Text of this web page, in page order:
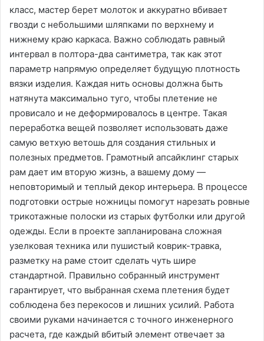
класс, мастер берет молоток и аккуратно вбивает
гвозди с небольшими шляпками по верхнему и
нижнему краю каркаса․ Важно соблюдать равный
интервал в полтора-два сантиметра, так как этот
параметр напрямую определяет будущую плотность
вязки изделия․ Каждая нить основы должна быть
натянута максимально туго, чтобы плетение не
провисало и не деформировалось в центре․ Такая
переработка вещей позволяет использовать даже
самую ветхую ветошь для создания стильных и
полезных предметов․ Грамотный апсайклинг старых
рам дает им вторую жизнь, а вашему дому —
неповторимый и теплый декор интерьера․ В процессе
подготовки острые ножницы помогут нарезать ровные
трикотажные полоски из старых футболки или другой
одежды․ Если в проекте запланирована сложная
узелковая техника или пушистый коврик-травка,
разметку на раме стоит сделать чуть шире
стандартной․ Правильно собранный инструмент
гарантирует, что выбранная схема плетения будет
соблюдена без перекосов и лишних усилий․ Работа
своими руками начинается с точного инженерного
расчета, где каждый вбитый элемент отвечает за